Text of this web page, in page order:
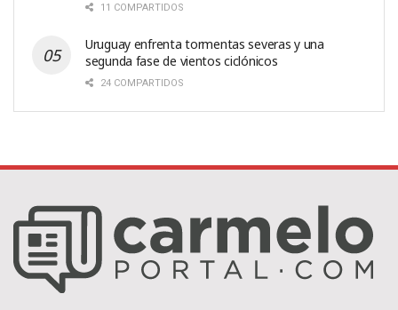
11 COMPARTIDOS
Uruguay enfrenta tormentas severas y una
segunda fase de vientos ciclónicos
24 COMPARTIDOS